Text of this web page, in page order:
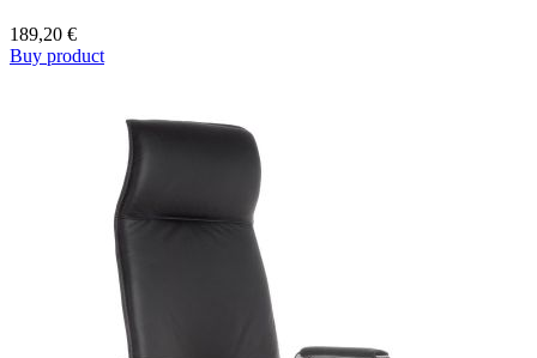
189,20 €
Buy product